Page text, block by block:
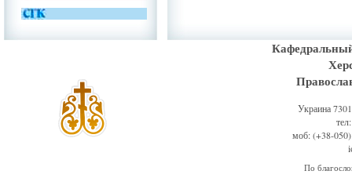
Украина
моб: (+38-
По